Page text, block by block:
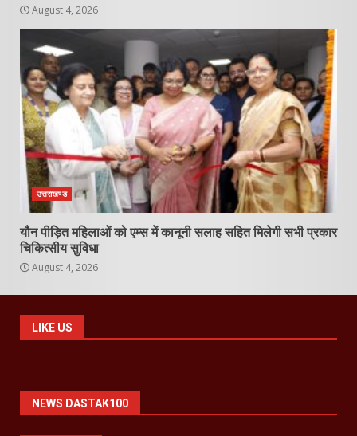
August 4, 2026
उत्तराखण्ड
यौन पीड़ित महिलाओं को एम्स में कानूनी सलाह सहित मिलेगी सभी प्रकार
चिकित्सीय सुविधा
August 4, 2026
LIKE US
NEWS DASTAK100